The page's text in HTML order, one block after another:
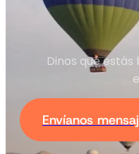
Dinos qué
Envíanos